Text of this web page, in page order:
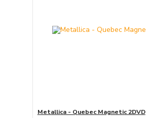
Metallica - Quebec Magnetic 2DVD